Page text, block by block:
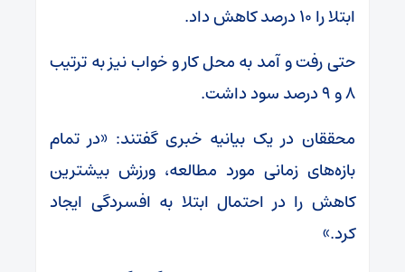
ابتلا را ۱۰ درصد کاهش داد.
حتی رفت و آمد به محل کار و خواب نیز به ترتیب
۸ و ۹ درصد سود داشت.
محققان در یک بیانیه خبری گفتند: «در تمام
بازه‌های زمانی مورد مطالعه، ورزش بیشترین
کاهش را در احتمال ابتلا به افسردگی ایجاد
کرد.»